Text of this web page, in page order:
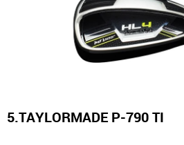
5.TAYLORMADE P-790 TI